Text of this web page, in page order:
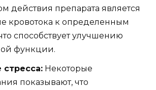
действия препарата является
кровотока к определенным
способствует улучшению
функции.
Некоторые
показывают, что